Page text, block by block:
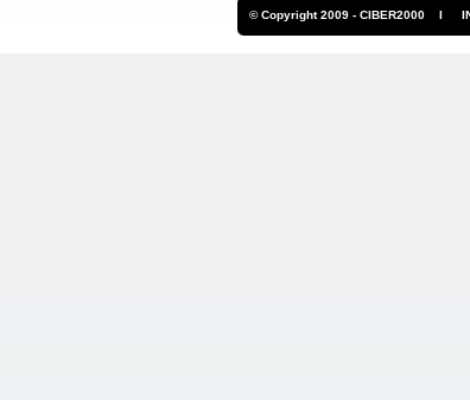
© Copyright 2009 - CIBER2000 I